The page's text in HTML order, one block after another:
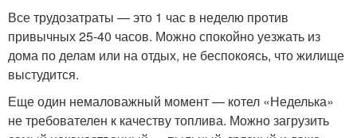
Все трудозатраты — это 1 час в неделю против
привычных 25-40 часов. Можно спокойно уезжать из
дома по делам или на отдых, не беспокоясь, что жилище
выстудится.
Еще один немаловажный момент — котел «Неделька»
не требователен к качеству топлива. Можно загрузить